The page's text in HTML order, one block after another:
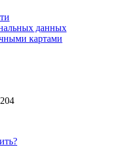
данных
картами